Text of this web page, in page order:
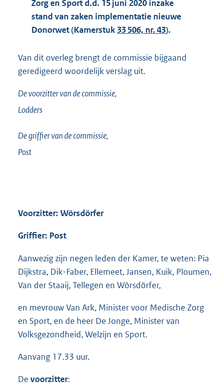
Zorg en Sport d.d. 15 juni 2020 inzake
stand van zaken implementatie nieuwe
Donorwet (Kamerstuk 33 506, nr. 43).
Van dit overleg brengt de commissie bijgaand
geredigeerd woordelijk verslag uit.
De voorzitter van de commissie,
Lodders
De griffier van de commissie,
Post
Voorzitter: Wörsdörfer
Griffier: Post
Aanwezig zijn negen leden der Kamer, te weten: Pia
Dijkstra, Dik-Faber, Ellemeet, Jansen, Kuik, Ploumen,
Van der Staaij, Tellegen en Wörsdörfer,
en mevrouw Van Ark, Minister voor Medische Zorg
en Sport, en de heer De Jonge, Minister van
Volksgezondheid, Welzijn en Sport.
Aanvang 17.33 uur.
De voorzitter: